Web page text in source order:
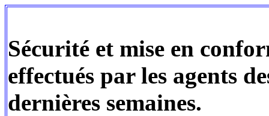
Sécurité et mise en
effectués par les agents
dernières semaines.